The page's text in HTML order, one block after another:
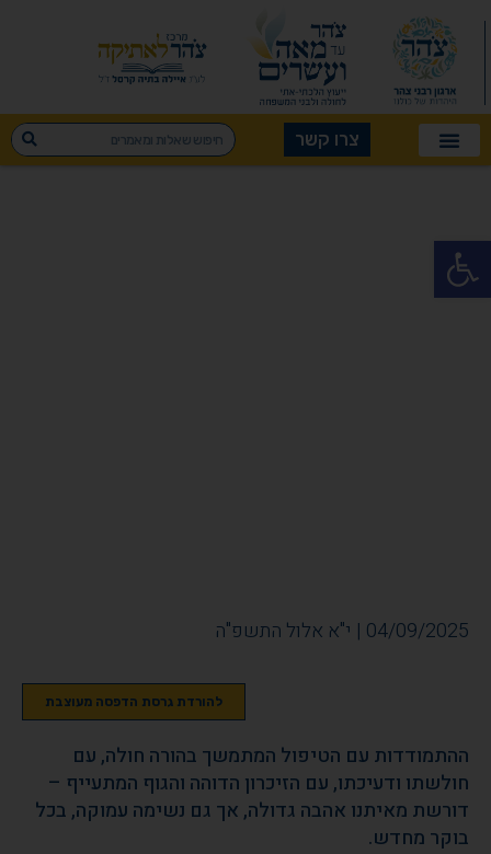
פתח סרגל נגישות
צרו קשר
04/09/2025 | י"א אלול התשפ"ה
להורדת גרסת הדפסה מעוצבת
ההתמודדות עם הטיפול המתמשך בהורה חולה, עם
חולשתו ודעיכתו, עם הזיכרון הדוהה והגוף המתעייף –
דורשת מאיתנו אהבה גדולה, אך גם נשימה עמוקה, בכל
בוקר מחדש.